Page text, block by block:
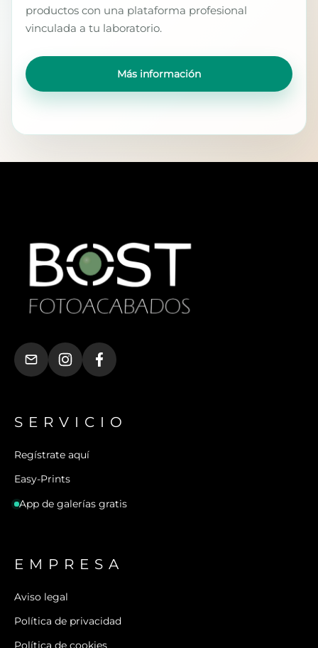
productos con una plataforma profesional
vinculada a tu laboratorio.
Más información
SERVICIO
Regístrate aquí
Easy-Prints
App de galerías gratis
EMPRESA
Aviso legal
Política de privacidad
Política de cookies